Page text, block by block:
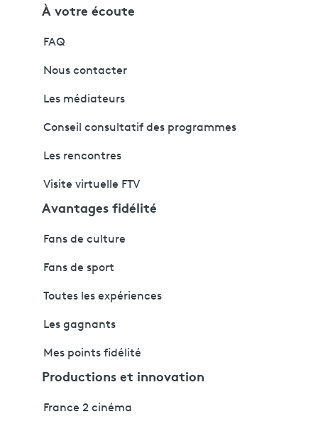
À votre écoute
FAQ
Nous contacter
Les médiateurs
Conseil consultatif des programmes
Les rencontres
Visite virtuelle FTV
Avantages fidélité
Fans de culture
Fans de sport
Toutes les expériences
Les gagnants
Mes points fidélité
Productions et innovation
France 2 cinéma